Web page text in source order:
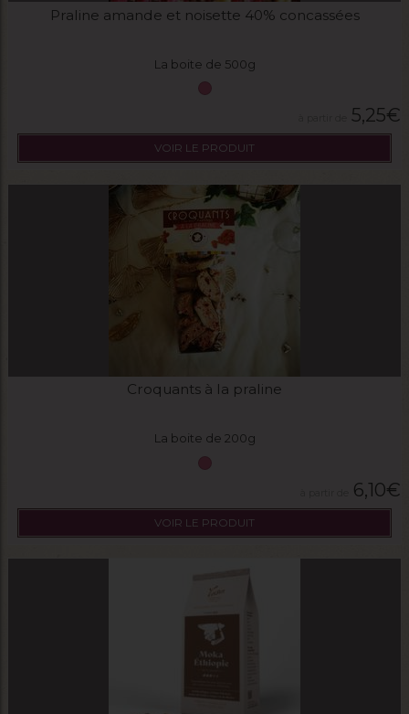
Praline amande et noisette 40% concassées
La boite de 500g
5,25€
VOIR LE PRODUIT
Croquants à la praline
La boite de 200g
6,10€
VOIR LE PRODUIT